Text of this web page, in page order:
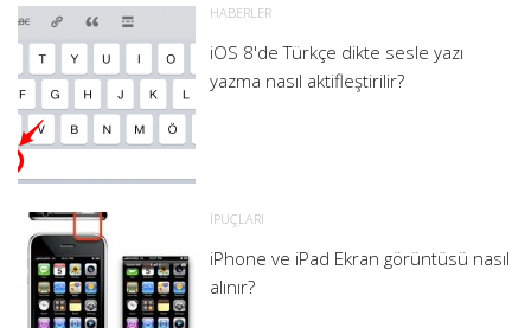
HABERLER
iOS 8'de Türkçe dikte sesle yazı
yazma nasıl aktifleştirilir?
İPUÇLARI
iPhone ve iPad Ekran görüntüsü nasıl
alınır?